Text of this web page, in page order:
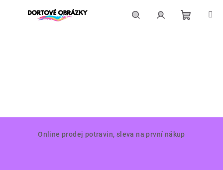
Online prodej potravin, sleva na první nákup